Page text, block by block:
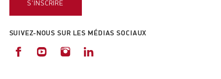
S'INSCRIRE
SUIVEZ-NOUS SUR LES MÉDIAS SOCIAUX